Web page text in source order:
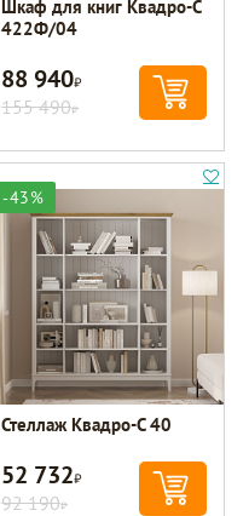
Шкаф для книг Квадро-С
422Ф/04
88 940Р
155 490Р
-43%
Стеллаж Квадро-С 40
52 732Р
92 190Р